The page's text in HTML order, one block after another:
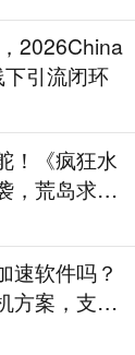
2026China
引流闭环
！《疯狂水
，荒岛求生
速软件吗？
方案，支持